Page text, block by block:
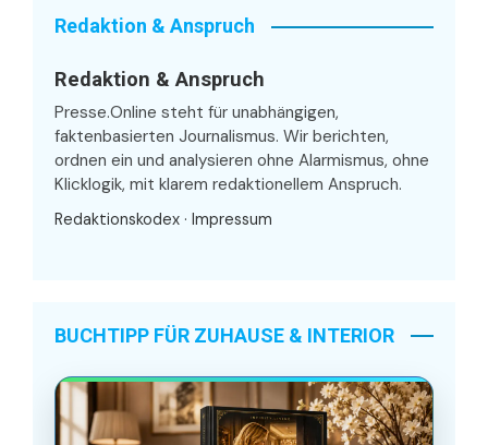
Redaktion & Anspruch
Redaktion & Anspruch
Presse.Online steht für unabhängigen,
faktenbasierten Journalismus. Wir berichten,
ordnen ein und analysieren ohne Alarmismus, ohne
Klicklogik, mit klarem redaktionellem Anspruch.
Redaktionskodex · Impressum
BUCHTIPP FÜR ZUHAUSE & INTERIOR